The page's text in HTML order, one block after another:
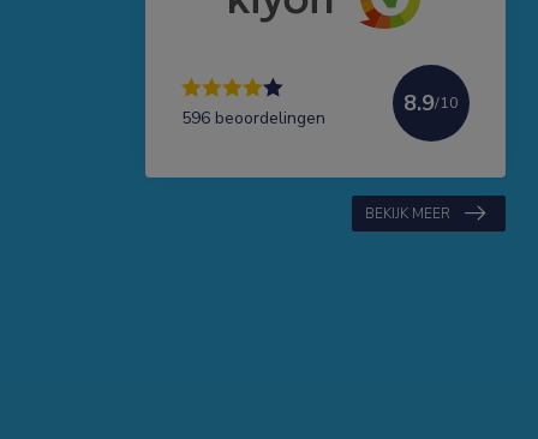
596 beoordelingen
8.9/10
BEKIJK MEER